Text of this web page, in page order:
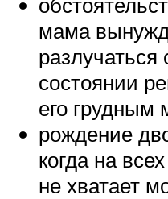
мама
состоянии
его грудным
рождение
когда на
не хватает